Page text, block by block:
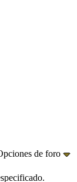
de foro